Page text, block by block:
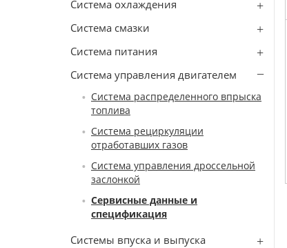
Система охлаждения
Система смазки
Система питания
Система управления двигателем
Система распределенного впрыска
топлива
Система рециркуляции
отработавших газов
Система управления дроссельной
заслонкой
Сервисные данные и
спецификация
Системы впуска и выпуска